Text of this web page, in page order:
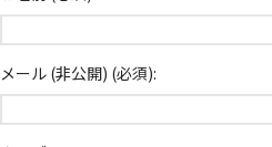
メール (非公開) (必須):